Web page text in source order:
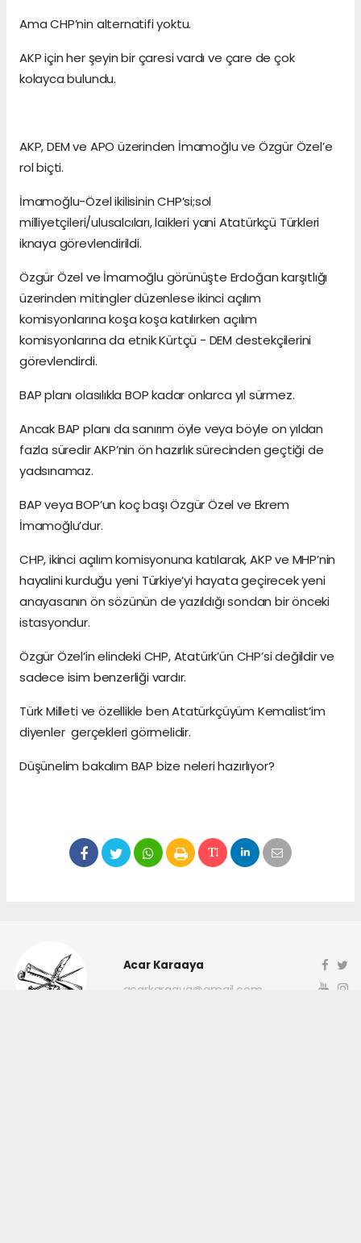
Ama CHP’nin alternatifi yoktu.
AKP için her şeyin bir çaresi vardı ve çare de çok
kolayca bulundu.
AKP, DEM ve APO üzerinden İmamoğlu ve Özgür Özel’e
rol biçti.
İmamoğlu-Özel ikilisinin CHP’si;sol
milliyetçileri/ulusalcıları, laikleri yani Atatürkçü Türkleri
iknaya görevlendirildi.
Özgür Özel ve İmamoğlu görünüşte Erdoğan karşıtlığı
üzerinden mitingler düzenlese ikinci açılım
komisyonlarına koşa koşa katılırken açılım
komisyonlarına da etnik Kürtçü - DEM destekçilerini
görevlendirdi.
BAP planı olasılıkla BOP kadar onlarca yıl sürmez.
Ancak BAP planı da sanırım öyle veya böyle on yıldan
fazla süredir AKP’nin ön hazırlık sürecinden geçtiği de
yadsınamaz.
BAP veya BOP’un koç başı Özgür Özel ve Ekrem
İmamoğlu’dur.
CHP, ikinci açılım komisyonuna katılarak, AKP ve MHP’nin
hayalini kurduğu yeni Türkiye’yi hayata geçirecek yeni
anayasanın ön sözünün de yazıldığı sondan bir önceki
istasyondur.
Özgür Özel’in elindeki CHP, Atatürk’ün CHP’si değildir ve
sadece isim benzerliği vardır.
Türk Milleti ve özellikle ben Atatürkçüyüm Kemalist’im
diyenler gerçekleri görmelidir.
Düşünelim bakalım BAP bize neleri hazırlıyor?
Acar Karaaya
acarkaraaya@gmail.com